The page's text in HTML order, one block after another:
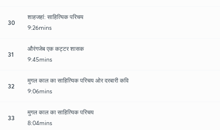
30
शाहजहां: साहित्यिक परिचय
9:26mins
31
औरंगजेब एक कट्टर शासक
9:45mins
32
मुगल काल का साहित्यिक परिचय ओर दरबारी कवि
9:06mins
33
मुगल काल का साहित्यिक परिचय
8:04mins